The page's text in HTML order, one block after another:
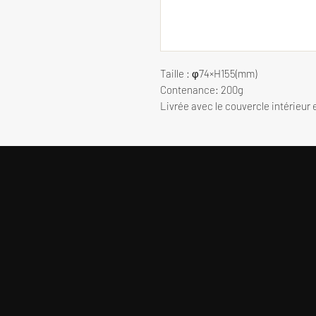
Taille : φ74×H155(mm)
Contenance: 200g
Livrée avec le couvercle intérieur